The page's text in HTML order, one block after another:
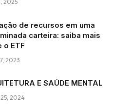
2025
de recursos em uma
carteira: saiba mais
o ETF
2023
E SAÚDE MENTAL
2024